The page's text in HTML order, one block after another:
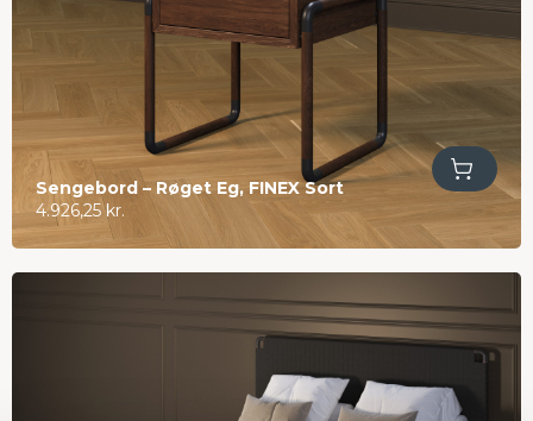
Sengebord – Røget Eg, FINEX Sort
4.926,25kr.
Tilføj til kurv